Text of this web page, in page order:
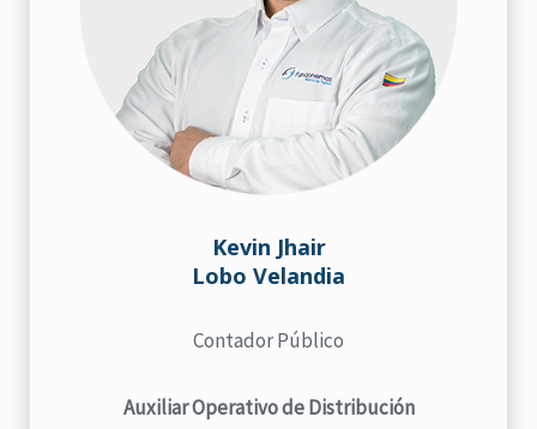
Kevin Jhair
Lobo Velandia
Contador Público
Auxiliar Operativo de Distribución